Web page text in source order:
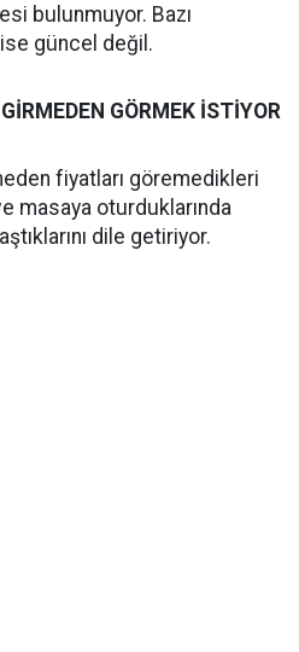
bulunmuyor. Bazı
güncel değil.
GÖRMEK İSTİYOR
fiyatları göremedikleri
masaya oturduklarında
dile getiriyor.